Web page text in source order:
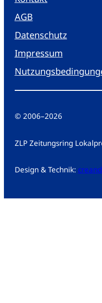
AGB
Datenschutz
Impressum
© 2006–2026
ZLP Zeitungsring
Design & Technik: